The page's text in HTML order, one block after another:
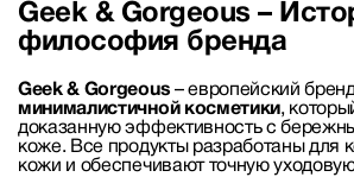
Geek & Gorgeous –
философия бренда
Geek & Gorgeous – европейский
минималистичной косметики,
доказанную эффективность с
коже. Все продукты разработаны для
кожи и обеспечивают точную